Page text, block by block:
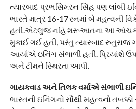
ત્યારબાદ પ્રભસિમરન સિંહ પણ લાંબી
ભારતે માત્ર 16-17 રનમાં બે મહત્વની
હતી.એટલુજ નહિ શરૂઆતના આ આંચકા
મુકાઈ ગઈ હતી, પરંતુ ત્યારબાદ રુતુરાજ
આર્યાએ ઇનિંગ સંભાળી હતી. પ્રિયાંશે
અને ટીમને સ્થિરતા આપી.
ગાયકવાડ અને તિલક વર્માએ સંભાળી
ભારતની ઇનિંગનો સૌથી મહત્વનો